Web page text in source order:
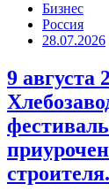
Бизнес
Россия
28.07.2026
9 августа
строителя.